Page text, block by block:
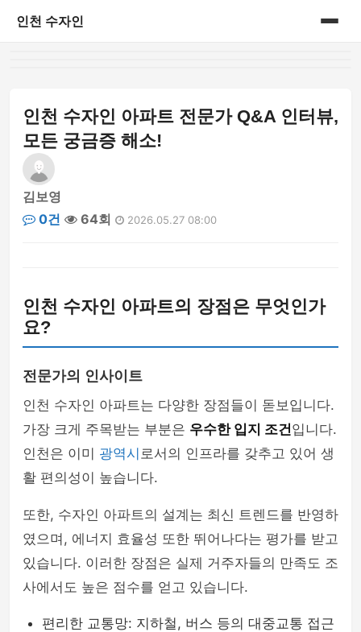
인천 수자인
인천 수자인 아파트 전문가 Q&A 인터뷰,
모든 궁금증 해소!
김보영
0건
64회 2026.05.27 08:00
인천 수자인 아파트의 장점은 무엇인가
요?
전문가의 인사이트
인천 수자인 아파트는 다양한 장점들이 돋보입니다.
가장 크게 주목받는 부분은 우수한 입지 조건입니다.
인천은 이미 광역시 로서의 인프라를 갖추고 있어 생
활 편의성이 높습니다.
또한, 수자인 아파트의 설계는 최신 트렌드를 반영하
였으며, 에너지 효율성 또한 뛰어나다는 평가를 받고
있습니다. 이러한 장점은 실제 거주자들의 만족도 조
사에서도 높은 점수를 얻고 있습니다.
편리한 교통망: 지하철, 버스 등의 대중교통 접근